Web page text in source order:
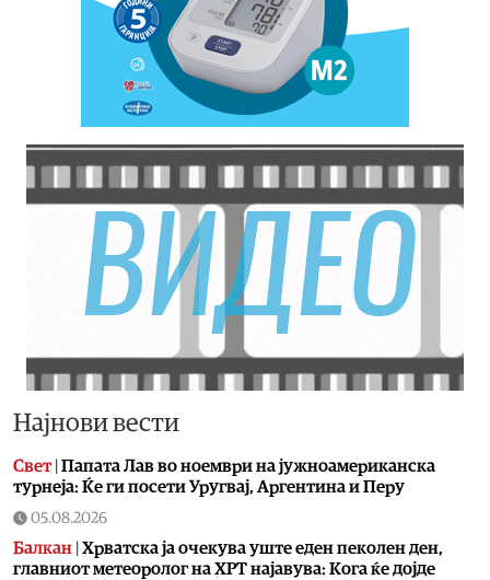
Најнови вести
Свет| Папата Лав во ноември на јужноамериканска
турнеја: Ќе ги посети Уругвај, Аргентина и Перу
05.08.2026
Балкан Хрватска ја очекува уште еден пеколен ден,
главниот метеоролог на ХРТ најавува: Кога ќе дојде